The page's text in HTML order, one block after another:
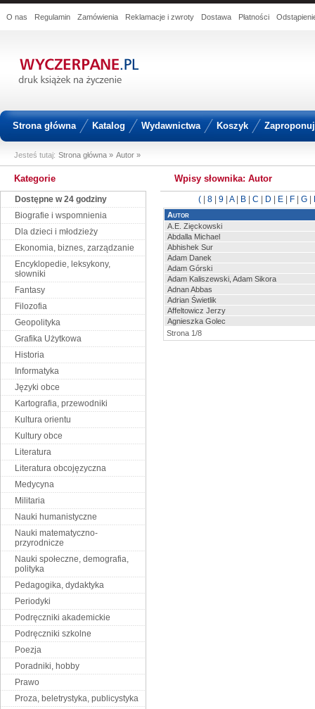
O nas Regulamin Zamówienia Reklamacje i zwroty Dostawa Płatności
Strona główna Katalog Wydawnictwa Koszyk
Jesteś tutaj: Strona główna » Autor »
Kategorie
Dostępne w 24 godziny
Biografie i wspomnienia
Dla dzieci i młodzieży
Ekonomia, biznes, zarządzanie
Encyklopedie, leksykony,
słowniki
Fantasy
Filozofia
Geopolityka
Grafika Użytkowa
Historia
Informatyka
Języki obce
Kartografia, przewodniki
Kultura orientu
Kultury obce
Literatura
Literatura obcojęzyczna
Medycyna
Militaria
Nauki humanistyczne
Nauki matematyczno-
przyrodnicze
Nauki społeczne, demografia,
polityka
Pedagogika, dydaktyka
Periodyki
Podręczniki akademickie
Podręczniki szkolne
Poezja
Poradniki, hobby
Prawo
Proza, beletrystyka, publicystyka
Wpisy słownika: Autor
(| 8| 9| A| B| C D E| F| G|
Autor
A.E. Zięckowski
Abdalla Michael
Abhishek Sur
Adam Danek
Adam Górski
Adam Kaliszewski, Adam Sikora
Adnan Abbas
Adrian Świetlik
Affeltowicz Jerzy
Agnieszka Golec
Strona 1/8